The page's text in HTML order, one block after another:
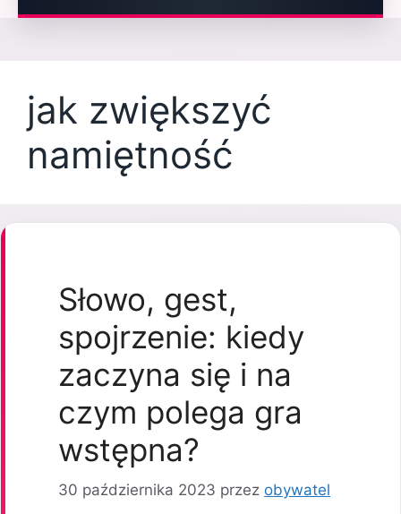
jak zwiększyć
namiętność
Słowo, gest,
spojrzenie: kiedy
zaczyna się i na
czym polega gra
wstępna?
30 października 2023 przez obywatel